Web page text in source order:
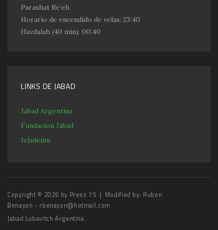
Parashat Re’eh
Horario de encendido de velas: 23:40
Havdalah (40 min): 00:40
LINKS DE JABAD
Jabad Argentina
Fundacion Jabad
Ieladeinu
Copyright © 2026 by Press 75 | Modified by: Ruben
Benayon - rbenayon@hotmail.com
Jabad Lubavitch Argentina